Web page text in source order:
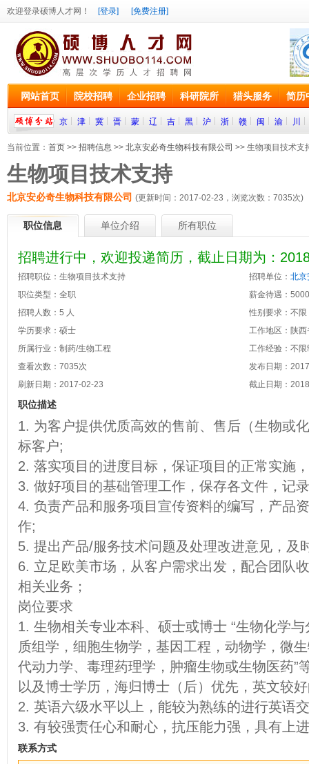
欢迎登录硕博人才网！ [登录] [免费注册]
网站首页 院校招聘 企业招聘 科研院所 猎头服务 简历
京 津 冀 晋 蒙 辽 吉 黑 沪 浙 赣 闽 渝 川
当前位置： 首页 >> 招聘信息 >> 北京安必奇生物科技有限公司 >> 生物项目技术支
生物项目技术支持
北京安必奇生物科技有限公司 (更新时间：2017-02-23，浏览次数： 7035次)
职位信息 单位介绍 所有职位
招聘进行中，欢迎投递简历，截止日期为：
招聘职位：生物项目技术支持 招聘单位： 北京
职位类型：全职
薪金待遇：
招聘人数：5 人
性别要求：不限
学历要求：硕士
工作地区：陕西
所属行业：制药/生物工程
工作经验：不限
查看次数： 7035次
发布日期：
刷新日期：2017-02-23
截止日期：
职位描述
1. 为客户提供优质高效的售前、售后（生物或
标客户;
2. 落实项目的进度目标，保证项目的正常实施
3. 做好项目的基础管理工作，保存各文件，记
4. 负责产品和服务项目宣传资料的编写，产品
作;
5. 提出产品/服务技术问题及处理改进意见，及
6. 立足欧美市场，从客户需求出发，配合团队
相关业务；
岗位要求
1. 生物相关专业本科、硕士或博士 “生物化学
质组学，细胞生物学，基因工程，动物学，微
代动力学、毒理药理学，肿瘤生物或生物医药”
以及博士学历，海归博士（后）优先，英文较
2. 英语六级水平以上，能较为熟练的进行英语
3. 有较强责任心和耐心，抗压能力强，具有上
联系方式